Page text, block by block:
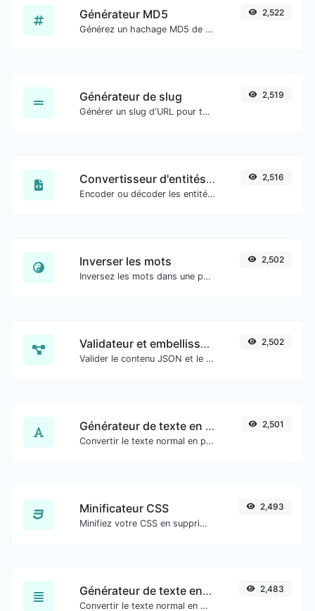
Générateur MD5
Générez un hachage MD5 de 32 caractères de longueur pour toute entrée de chaîne.
2,522
Générateur de slug
Générer un slug d'URL pour toute entrée de chaîne.
2,519
Convertisseur d'entités HTML
Encoder ou décoder les entités HTML pour toute entrée donnée.
2,516
Inverser les mots
Inversez les mots dans une phrase ou un paragraphe donné avec facilité.
2,502
Validateur et embellisseur JSON
Valider le contenu JSON et le rendre présentable.
2,502
Générateur de texte en vieil anglais
Convertir le texte normal en police de caractères anglaise ancienne.
2,501
Minificateur CSS
Minifiez votre CSS en supprimant tous les caractères inutiles.
2,493
Générateur de texte en cursive
Convertir le texte normal en police cursive.
2,483